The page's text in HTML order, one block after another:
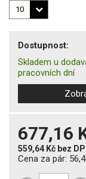
Dostupnost:
Skladem u
pracovních dní
677,16
559,64 Kč bez
Cena za pár: